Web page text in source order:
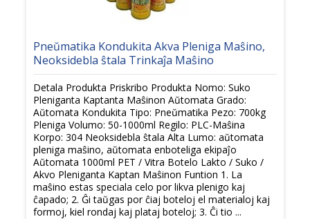
Pneŭmatika Kondukita Akva Pleniga Maŝino,
Neoksidebla ŝtala Trinkaĵa Maŝino
Detala Produkta Priskribo Produkta Nomo: Suko
Pleniganta Kaptanta Maŝinon Aŭtomata Grado:
Aŭtomata Kondukita Tipo: Pneŭmatika Pezo: 700kg
Pleniga Volumo: 50-1000ml Regilo: PLC-Maŝina
Korpo: 304 Neoksidebla ŝtala Alta Lumo: aŭtomata
pleniga maŝino, aŭtomata enboteliga ekipaĵo
Aŭtomata 1000ml PET / Vitra Botelo Lakto / Suko /
Akvo Pleniganta Kaptan Maŝinon Funtion 1. La
maŝino estas speciala celo por likva plenigo kaj
ĉapado; 2. Ĝi taŭgas por ĉiaj boteloj el materialoj kaj
formoj, kiel rondaj kaj plataj boteloj; 3. Ĉi tio ...